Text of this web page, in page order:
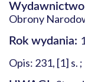
Obrony
Rok wydania:
Opis: 231, [1] s.